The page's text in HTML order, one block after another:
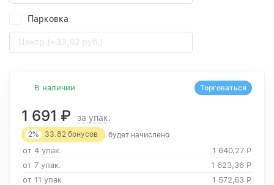
Парковка
Центр (+33,82 руб.)
В наличии
1 691 ₽ за упак.
2% 33.82 бонусов будет начислено
от 4 упак. 1 640,27 Р
от 7 упак.
1 623,36 Р
от 11 упак
1 572,63 Р
Торговаться